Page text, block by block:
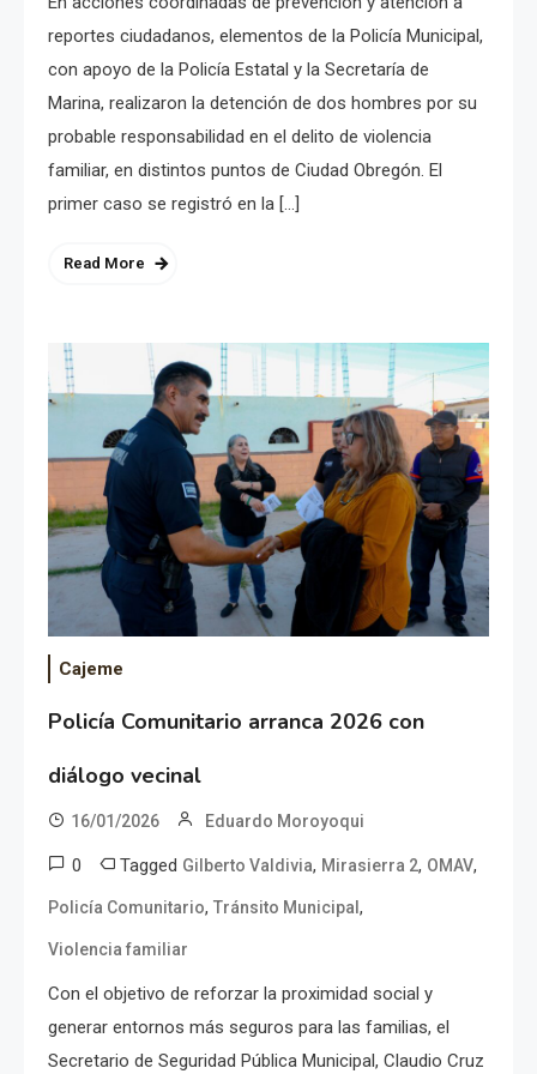
reportes ciudadanos, elementos de la Policía Municipal,
con apoyo de la Policía Estatal y la Secretaría de
Marina, realizaron la detención de dos hombres por su
probable responsabilidad en el delito de violencia
familiar, en distintos puntos de Ciudad Obregón. El
primer caso se registró en la […]
Read More
Cajeme
Policía Comunitario arranca 2026 con
diálogo vecinal
16/01/2026 Eduardo Moroyoqui
0 Tagged Gilberto Valdivia, Mirasierra 2, OMAV,
Policía Comunitario, Tránsito Municipal ,
Violencia familiar
Con el objetivo de reforzar la proximidad social y
generar entornos más seguros para las familias, el
Secretario de Seguridad Pública Municipal, Claudio Cruz